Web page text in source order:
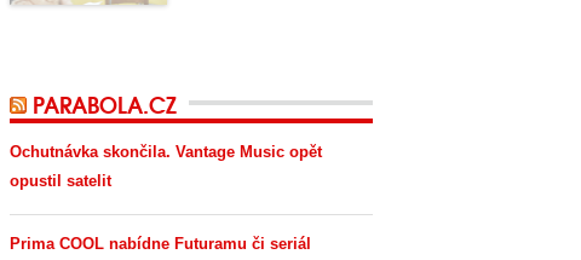
PARABOLA.CZ
Ochutnávka skončila. Vantage Music opět
opustil satelit
Prima COOL nabídne Futuramu či seriál